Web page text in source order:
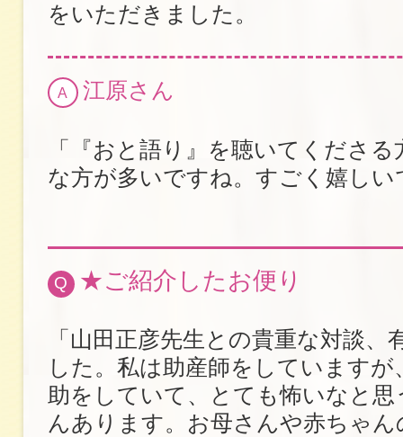
をいただきました。
A 江原さん
「『おと語り』を聴いてくださ
な方が多いですね。すごく嬉しい
Q ★ご紹介したお便り
「山田正彦先生との貴重な対談、
した。私は助産師をしていますが
助をしていて、とても怖いなと
んあります。お母さんや赤ちゃん